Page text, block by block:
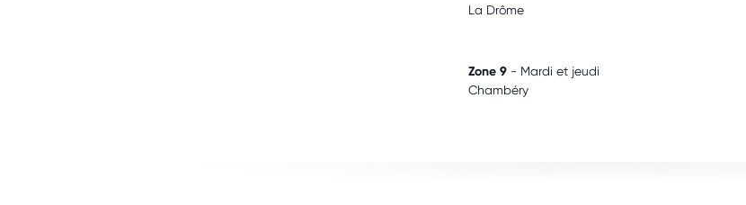
La Drôme
Zone 9- Mardi et jeudi
Chambéry